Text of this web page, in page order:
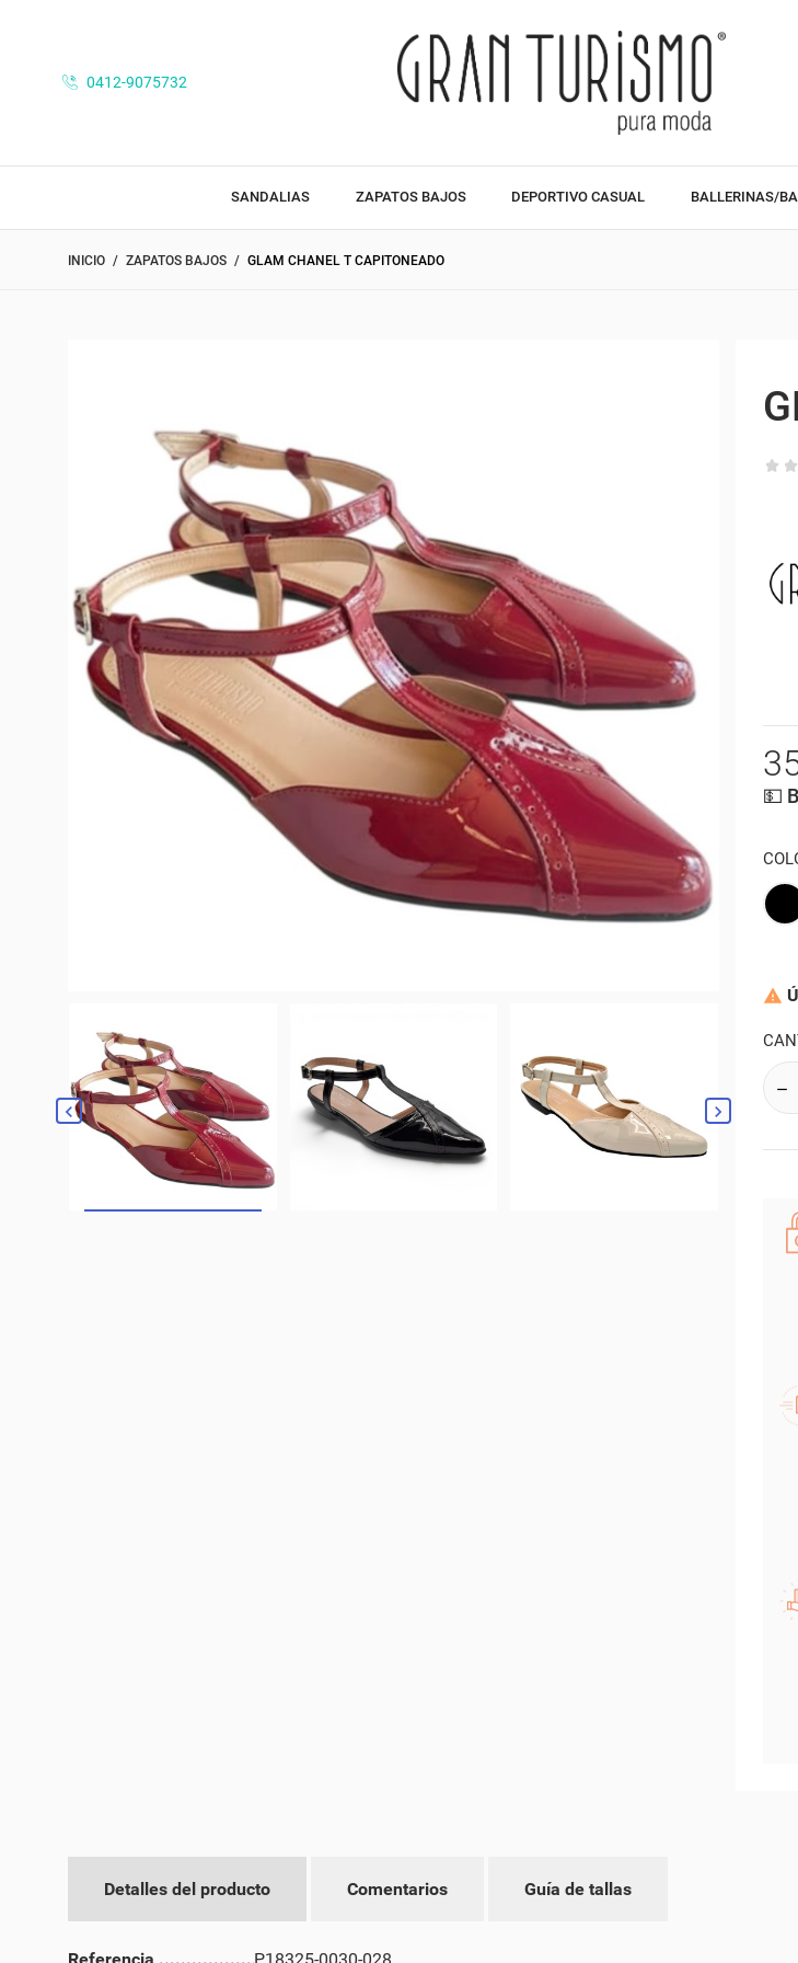
0412-9075732
SANDALIAS ZAPATOS BAJOS DEPORTIVO CASUAL BALLERINAS/
INICIO ZAPATOS BAJOS GLAM CHANEL T CAPITONEADO
💵

Detalles del producto Comentarios Guía de tallas